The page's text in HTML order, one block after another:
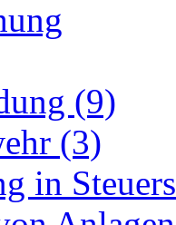
(9)
(3)
in